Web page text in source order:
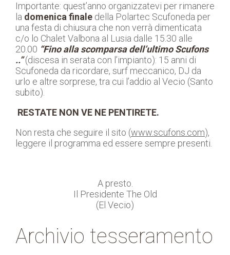
Importante: quest’anno organizzatevi per rimanere
la domenica finale della Polartec Scufoneda per
una festa di chiusura che non verrà dimenticata
c/o lo Chalet Valbona al Lusia dalle 15.30 alle
20.00 “Fino alla scomparsa dell’ultimo Scufons
..”(discesa in serata con l’impianto): 15 anni di
Scufoneda da ricordare, surf meccanico, DJ da
urlo e altre sorprese, tra cui l’addio al Vecio (Santo
subito).
RESTATE NON VE NE PENTIRETE.
Non resta che seguire il sito (www.scufons.com),
leggere il programma ed essere sempre presenti.
A presto.
Il Presidente The Old
(El Vecio)
Archivio tesseramento